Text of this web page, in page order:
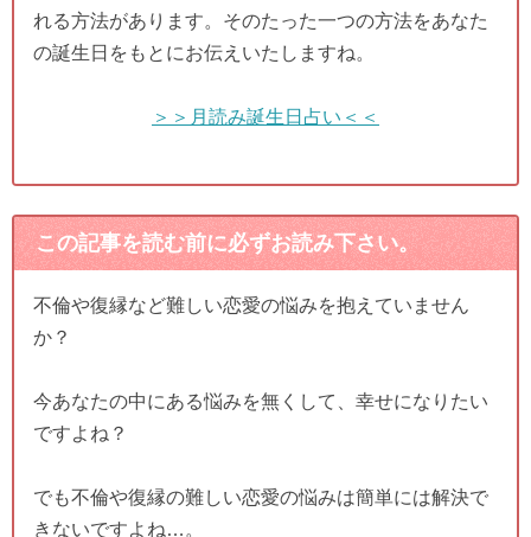
れる方法があります。そのたった一つの方法をあなた
の誕生日をもとにお伝えいたしますね。
＞＞月読み誕生日占い＜＜
この記事を読む前に必ずお読み下さい。
不倫や復縁など難しい恋愛の悩みを抱えていません
か？
今あなたの中にある悩みを無くして、幸せになりたい
ですよね？
でも不倫や復縁の難しい恋愛の悩みは簡単には解決で
きないですよね…。